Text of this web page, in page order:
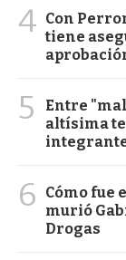
4 Con
tiene
5
Entre
altísima
6
Cómo fue
murió
Drogas